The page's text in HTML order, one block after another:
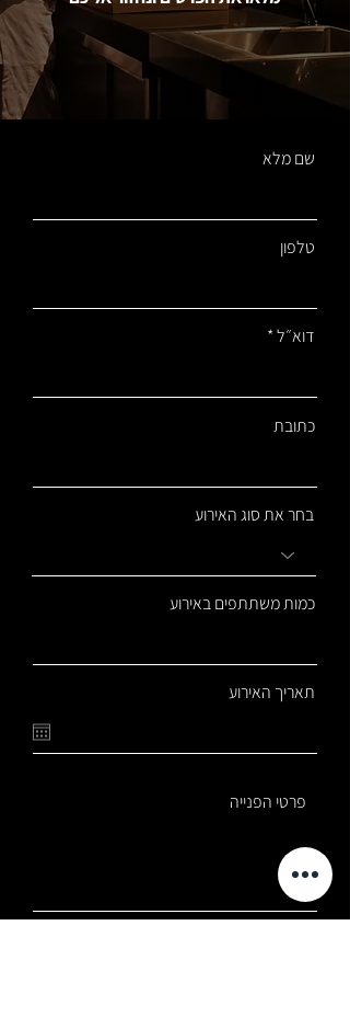
שם מלא
טלפון
דוא״ל
כתובת
בחר את סוג האירוע
כמות משתתפים באירוע
תאריך האירוע